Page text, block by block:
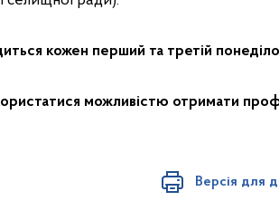
кожен перший та третій
можливістю отримати
Версія для